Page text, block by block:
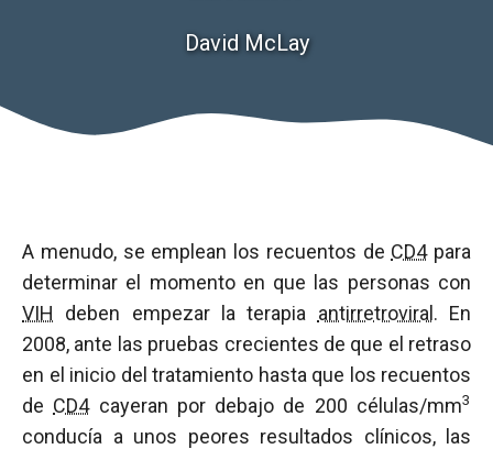
David McLay
A menudo, se emplean los recuentos de CD4para
determinar el momento en que las personas con
VIH deben empezar la terapia antirretroviral . En
2008, ante las pruebas crecientes de que el retraso
en el inicio del tratamiento hasta que los recuentos
de CD4cayeran por debajo de 200 células/mm3
conducía a unos peores resultados clínicos, las